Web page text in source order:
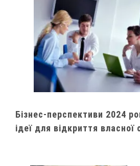
Бізнес-перспективи 2024
ідеї для відкриття власної